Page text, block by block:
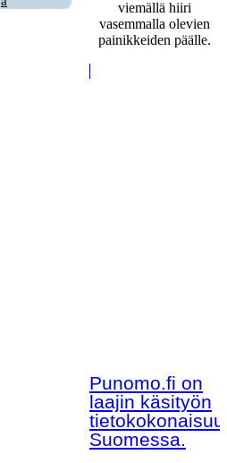
viemällä hiiri
vasemmalla olevien
painikkeiden päälle.
Punomo.fi on
laajin käsityön
Suomessa.